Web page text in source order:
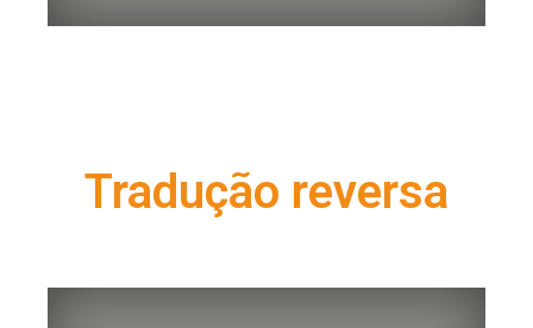
Tradução reversa